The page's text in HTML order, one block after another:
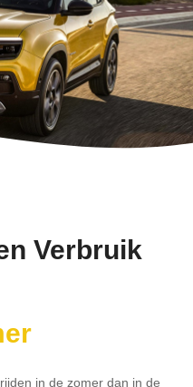
Verbruik
in de zomer dan in de